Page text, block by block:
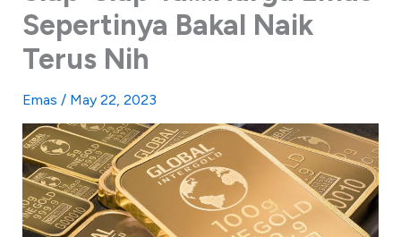
Sepertinya Bakal Naik
Terus Nih
Emas / May 22, 2023